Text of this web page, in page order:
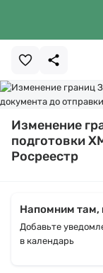
Изменение
подготовки
Росреестр
Напомним там,
Добавьте
в календарь